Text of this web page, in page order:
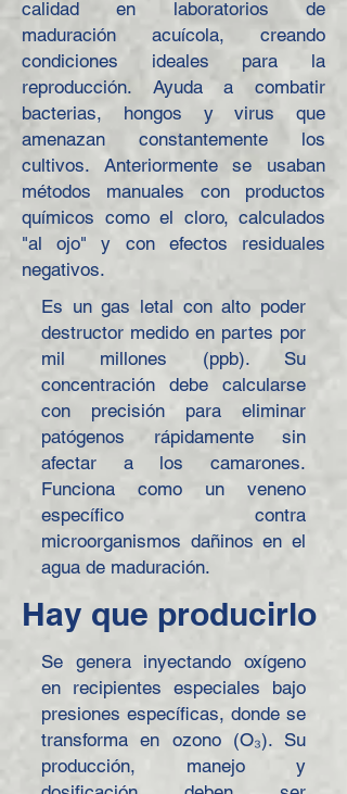
calidad en laboratorios de
maduración acuícola, creando
condiciones ideales para la
reproducción. Ayuda a combatir
bacterias, hongos y virus que
amenazan constantemente los
cultivos. Anteriormente se usaban
métodos manuales con productos
químicos como el cloro, calculados
"al ojo" y con efectos residuales
negativos.
Es un gas letal con alto poder
destructor medido en partes por
mil millones (ppb). Su
concentración debe calcularse
con precisión para eliminar
patógenos rápidamente sin
afectar a los camarones.
Funciona como un veneno
específico contra
microorganismos dañinos en el
agua de maduración.
Hay que producirlo
Se genera inyectando oxígeno
en recipientes especiales bajo
presiones específicas, donde se
transforma en ozono (O₃). Su
producción, manejo y